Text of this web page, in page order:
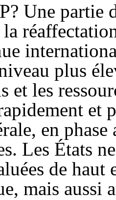
Une partie
plus
et les
et
en
Les États
de haut
mais aussi